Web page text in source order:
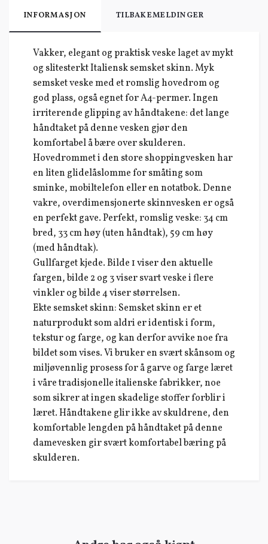
INFORMASJON TILBAKEMELDINGER
Vakker, elegant og praktisk veske laget av mykt
og slitesterkt Italiensk semsket skinn. Myk
semsket veske med et romslig hovedrom og
god plass, også egnet for A4-permer. Ingen
irriterende glipping av håndtakene: det lange
håndtaket på denne vesken gjør den
komfortabel å bære over skulderen.
Hovedrommet i den store shoppingvesken har
en liten glidelåslomme for småting som
sminke, mobiltelefon eller en notatbok. Denne
vakre, overdimensjonerte skinnvesken er også
en perfekt gave. Perfekt, romslig veske: 34 cm
bred, 33 cm høy (uten håndtak), 59 cm høy
(med håndtak).
Gullfarget kjede. Bilde 1 viser den aktuelle
fargen, bilde 2 og 3 viser svart veske i flere
vinkler og bilde 4 viser størrelsen.
Ekte semsket skinn: Semsket skinn er et
naturprodukt som aldri er identisk i form,
tekstur og farge, og kan derfor avvike noe fra
bildet som vises. Vi bruker en svært skånsom og
miljøvennlig prosess for å garve og farge læret
i våre tradisjonelle italienske fabrikker, noe
som sikrer at ingen skadelige stoffer forblir i
læret. Håndtakene glir ikke av skuldrene, den
komfortable lengden på håndtaket på denne
damevesken gir svært komfortabel bæring på
skulderen.